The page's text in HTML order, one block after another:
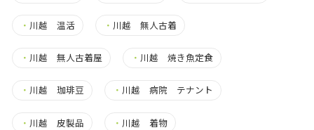
・ 川越 温活 ・ 川越 無人古着
・ 川越 無人古着屋 ・ 川越 焼き魚定食
・ 川越 珈琲豆 ・ 川越 病院 テナント
・ 川越 皮製品 ・ 川越 着物